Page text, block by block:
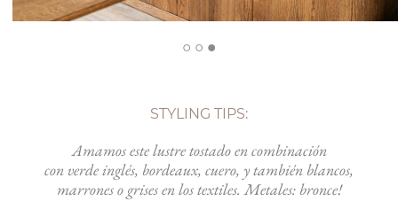
STYLING TIPS:
Amamos este lustre tostado en combinación
con verde inglés, bordeaux, cuero, y también blancos,
marrones o grises en los textiles. Metales: bronce!